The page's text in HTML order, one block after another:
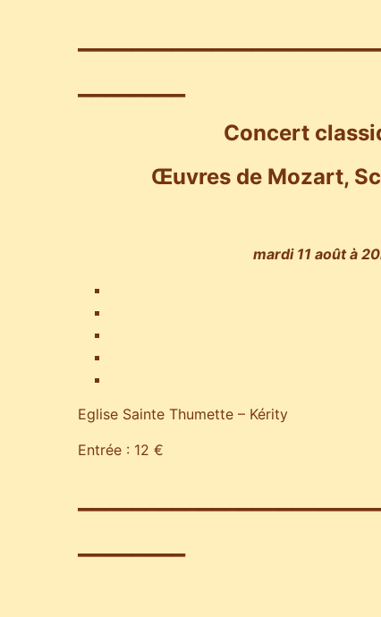
Concert
Œuvres de Mozart,
mardi 11 août à
Eglise Sainte Thumette – Kérity
Entrée : 12 €